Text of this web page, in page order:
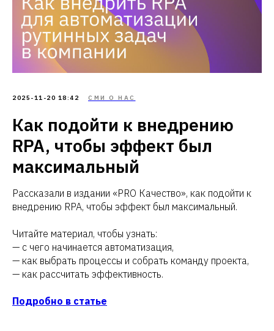
УслугиРешенияКейсыПользователямКомпания
2025-11-20 18:42 СМИ О НАС
Как подойти к внедрению
RPA, чтобы эффект был
максимальный
Рассказали в издании «PRO Качество», как подойти к
внедрению RPA, чтобы эффект был максимальный.
Читайте материал, чтобы узнать:
— с чего начинается автоматизация,
— как выбрать процессы и собрать команду проекта,
— как рассчитать эффективность.
Подробно в статье